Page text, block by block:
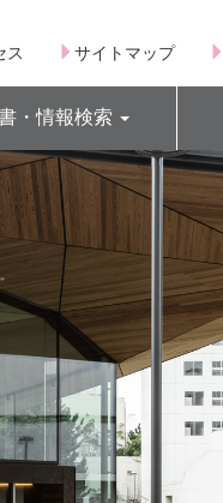
ス サイトマップ
・情報検索